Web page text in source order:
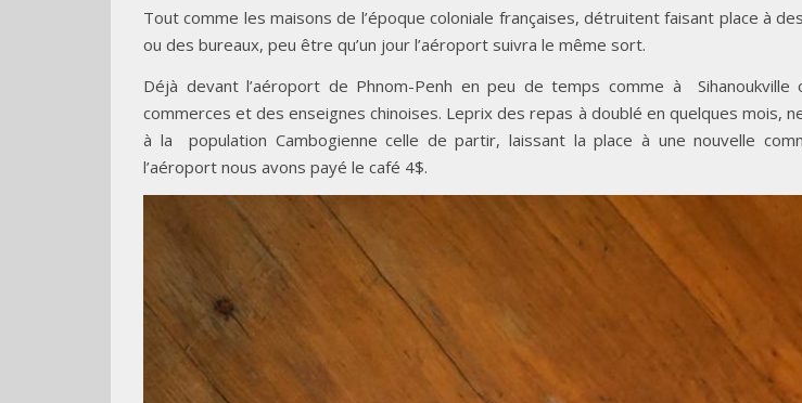
Tout comme les maisons de l’époque coloniale françaises, détruitent faisant place à
ou des bureaux, peu être qu’un jour l’aéroport suivra le même sort.
Déjà devant l’aéroport de Phnom-Penh en peu de temps comme à
commerces et des enseignes chinoises. Leprix des repas à doublé en quelques mois,
à la population Cambogienne celle de partir, laissant la place à une nouvelle
l’aéroport nous avons payé le café 4$.